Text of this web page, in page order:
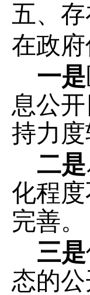
五、
在政
一是
息公
持力度
二是
化程
完善。
三是
态的